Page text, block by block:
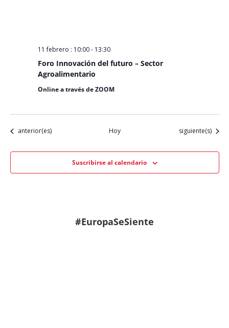
Foro Innovación del futuro – Sector
Agroalimentario
11 febrero : 10:00- 13:30
Online a través de ZOOM
Eventos
anterior(es) Hoy Eventos
siguiente(s)
Suscribirse al calendario
#EuropaSeSiente